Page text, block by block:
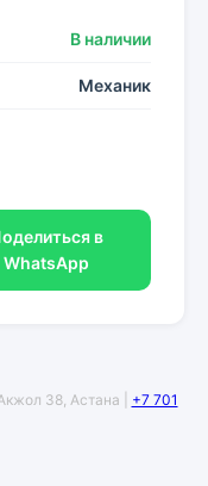
В наличии
Механик
в
WhatsApp
38, Астана | +7 701